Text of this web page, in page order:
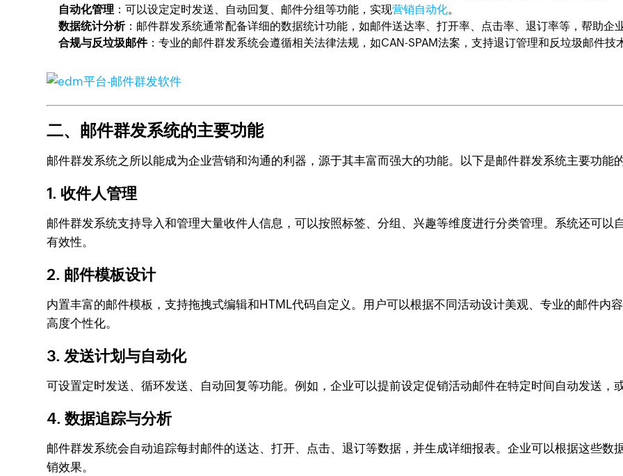
自动化管理 ：可以设定定时发送、自动回复、邮件分组等功能，实现营销自动化。
数据统计分析：邮件群发系统通常配备详细的数据统计功能，如邮件送达率、打开率、点击率、退订率等，帮助企
合规与反垃圾邮件：专业的邮件群发系统会遵循相关法律法规，如CAN-SPAM法案，支持退订管理和反垃圾邮件技
二、邮件群发系统的主要功能
邮件群发系统之所以能成为企业营销和沟通的利器，源于其丰富而强大的功能。以下是邮件群发系统主要功能
1. 收件人管理
邮件群发系统支持导入和管理大量收件人信息，可以按照标签、分组、兴趣等维度进行分类管理。系统还可以
有效性。
2. 邮件模板设计
内置丰富的邮件模板，支持拖拽式编辑和HTML代码自定义。用户可以根据不同活动设计美观、专业的邮件内
高度个性化。
3. 发送计划与自动化
可设置定时发送、循环发送、自动回复等功能。例如，企业可以提前设定促销活动邮件在特定时间自动发送，
4. 数据追踪与分析
邮件群发系统会自动追踪每封邮件的送达、打开、点击、退订等数据，并生成详细报表。企业可以根据这些
销效果。